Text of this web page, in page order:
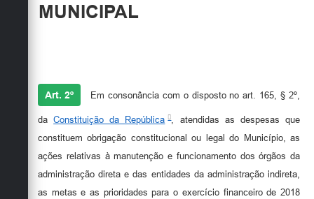
MUNICIPAL
Art. 2º Em consonância com o disposto no art. 165, § 2º,
daConstituição da República
, atendidas as despesas que
constituem obrigação constitucional ou legal do Município, as
ações relativas à manutenção e funcionamento dos órgãos da
administração direta e das entidades da administração indireta,
as metas e as prioridades para o exercício financeiro de 2018